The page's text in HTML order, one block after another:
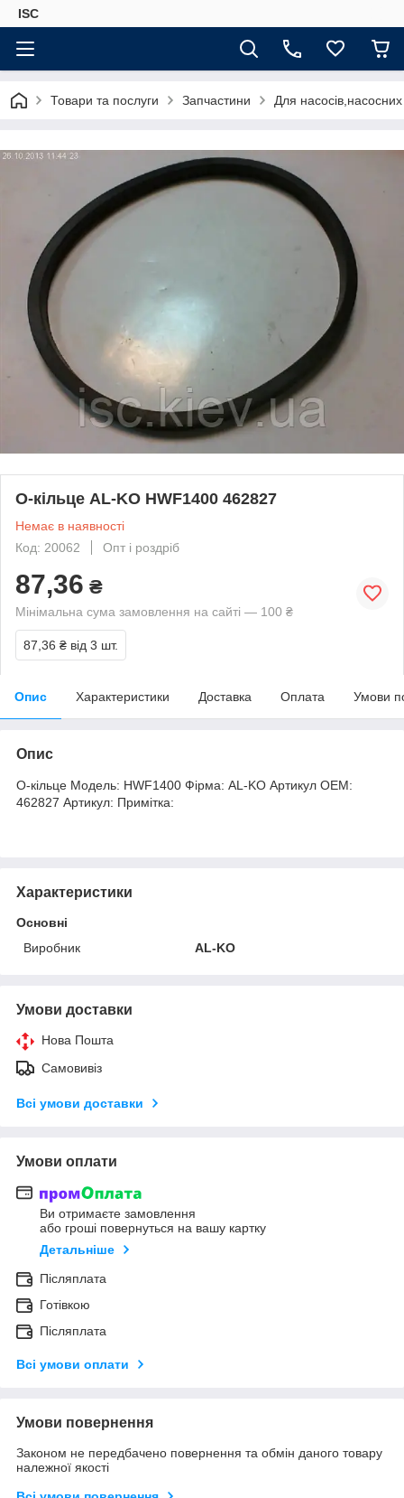
ISC
Товари та послуги Запчастини Для насосів,насосних
О-кільце AL-KO HWF1400 462827
Немає в наявності
Код: 20062
Опт і роздріб
87,36 ₴
Мінімальна сума замовлення на сайті — 100 ₴
87,36 ₴ від 3 шт.
Опис Характеристики Доставка Оплата Умови
Опис
О-кільце Модель: HWF1400 Фірма: AL-KO Артикул OEM:
462827 Артикул: Примітка:
Характеристики
Основні
Виробник
AL-KO
Умови доставки
Нова Пошта
Самовивіз
Всі умови доставки
Умови оплати
Ви отримаєте замовлення
або гроші повернуться на вашу картку
Детальніше
Післяплата
Готівкою
Післяплата
Всі умови оплати
Умови повернення
Законом не передбачено повернення та обмін даного товару
належної якості